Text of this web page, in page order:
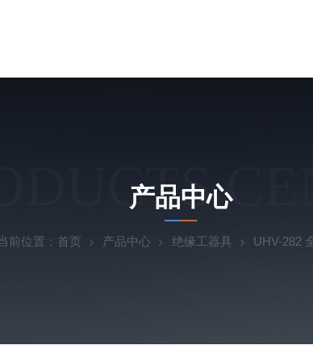
产品中心
前位置： 首页 产品中心 绝缘工器具 UHV-282